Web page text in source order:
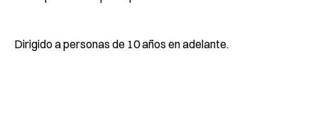
Dirigido a personas de 10 años en adelante.